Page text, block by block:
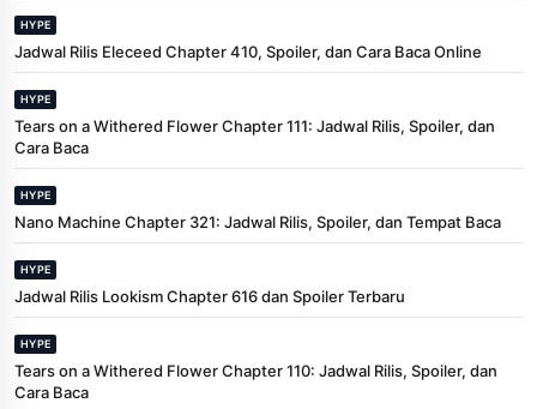
HYPE
Jadwal Rilis Eleceed Chapter 410, Spoiler, dan Cara Baca Online
HYPE
Tears on a Withered Flower Chapter 111: Jadwal Rilis, Spoiler, dan
Cara Baca
HYPE
Nano Machine Chapter 321: Jadwal Rilis, Spoiler, dan Tempat Baca
HYPE
Jadwal Rilis Lookism Chapter 616 dan Spoiler Terbaru
HYPE
Tears on a Withered Flower Chapter 110: Jadwal Rilis, Spoiler, dan
Cara Baca